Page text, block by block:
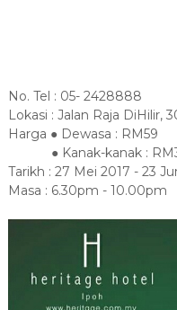
No. Tel : 05- 2428888
Lokasi : Jalan Raja DiHilir,
Harga ● Dewasa : RM59
● Kanak-kanak :
Tarikh : 27 Mei 2017 - 23
Masa : 6.30pm - 10.00pm